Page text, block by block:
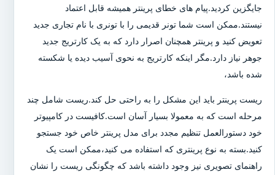
جایگزین کردید.پیام های خطای پرینتر همیشه قابل اعتماد
نیستند.ممکن است شما تونر قدیمی را با تونری با نام تجاری جدید
تعویض کنید و پرینتر همچنان اصرار دارد که به یک کارتریج جدید
جوهر نیاز دارد.مگر اینکه کارتریج به نحوی آسیب دیده یا شکسته
شده باشد،
ریست پرینتر باید این مشکل را به راحتی حل کند.ریست شامل چند
مرحله است که به معمولا بسیار آسان است.کافیست در کامپیوتر
خود دستورالعمل تنظیم مجدد برای مدل پرینتر خاص خود جستجو
کنید.بسته به نوع پرینتری که استفاده می کنید،ممکن است یک
راهنمای تصویری نیز وجود داشته باشد که چگونگی ریست را نشان